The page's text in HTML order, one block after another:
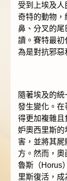
受到上埃及
奇特的動物
鼻、分叉的
讀。賽特最
為是對抗邪惡
隨著埃及的
發生變化。在
得更加複雜
妒奧西里斯
害，並將其
方。然而，
魯斯（Horus
里斯復活，成